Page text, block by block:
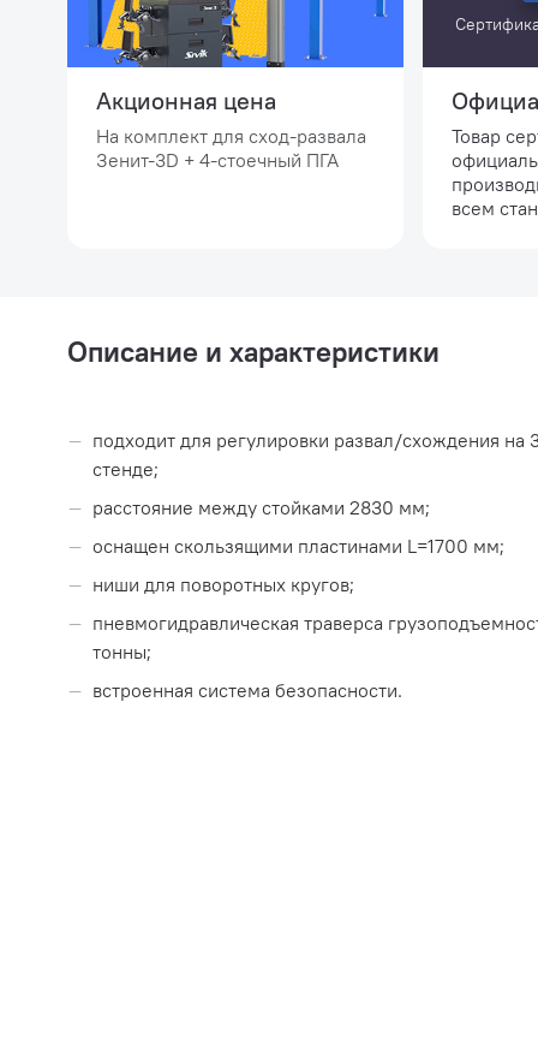
Акционная цена
На комплект для сход-развала
Зенит-3D + 4-стоечный ПГА
Товар
всем
Описание и характеристики
подходит для регулировки развал/схождения на
стенде;
расстояние между стойками 2830 мм;
оснащен скользящими пластинами L=1700 мм;
ниши для поворотных кругов;
пневмогидравлическая траверса
тонны;
встроенная система безопасности.